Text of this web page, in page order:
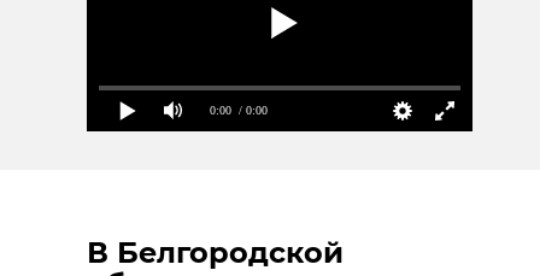
0:00 / 0:00
В Белгородской